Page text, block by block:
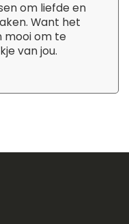
om liefde en
Want het
mooi om te
van jou.